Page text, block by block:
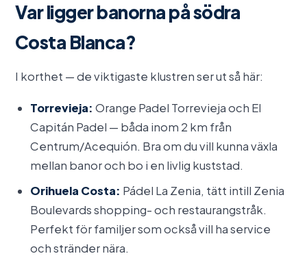
Var ligger banorna på södra
Costa Blanca?
I korthet — de viktigaste klustren ser ut så här:
Torrevieja: Orange Padel Torrevieja och El
Capitán Padel — båda inom 2 km från
Centrum/Acequión. Bra om du vill kunna växla
mellan banor och bo i en livlig kuststad.
Orihuela Costa: Pádel La Zenia, tätt intill Zenia
Boulevards shopping- och restaurangstråk.
Perfekt för familjer som också vill ha service
och stränder nära.